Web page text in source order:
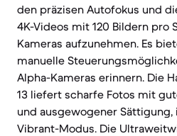
den präzisen Autofokus und
4K-Videos mit 120 Bildern pro
Kameras aufzunehmen. Es
manuelle
Alpha-Kameras erinnern. Die
13 liefert scharfe Fotos mit
und ausgewogener
Vibrant-Modus. Die